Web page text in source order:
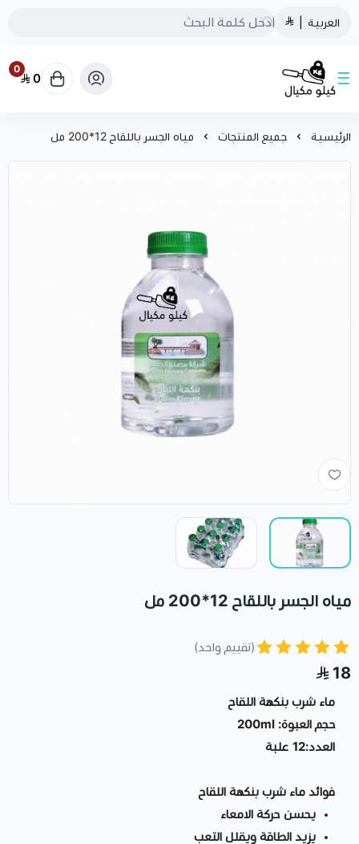
العربية
كيلو مكيال
0
0
الرئيسية جميع المنتجات مياه الجسر باللقاح 12*200 مل
مياه الجسر باللقاح 12*200 مل
(تقييم واحد)
18
ماء شرب بنكهة اللقاح
حجم العبوة: 200ml
العدد:12 علبة
فوائد ماء شرب بنكهة اللقاح
يحسن حركة الامعاء
يزيد الطاقة ويقلل التعب